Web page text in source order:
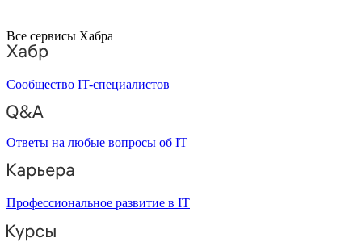
Все сервисы Хабра
Сообщество IT-специалистов
Ответы на любые вопросы об IT
Профессиональное развитие в IT